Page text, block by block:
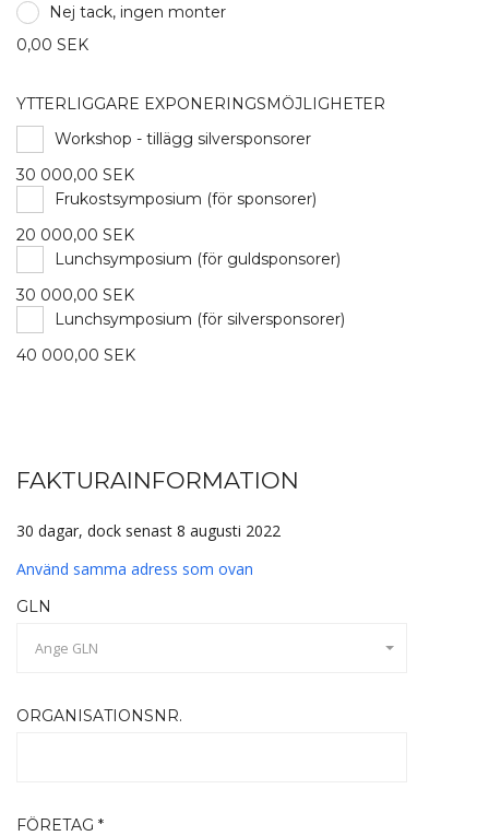
Nej tack, ingen monter
0,00 SEK
YTTERLIGGARE EXPONERINGSMÖJLIGHETER
Workshop - tillägg silversponsorer
30 000,00 SEK
Frukostsymposium (för sponsorer)
20 000,00 SEK
Lunchsymposium (för guldsponsorer)
30 000,00 SEK
Lunchsymposium (för silversponsorer)
40 000,00 SEK
FAKTURAINFORMATION
30 dagar, dock senast 8 augusti 2022
Använd samma adress som ovan
GLN
Ange GLN
ORGANISATIONSNR.
FÖRETAG *